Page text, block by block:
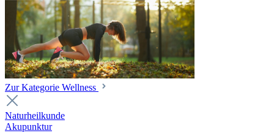
Zur Kategorie Wellness
Naturheilkunde
Akupunktur